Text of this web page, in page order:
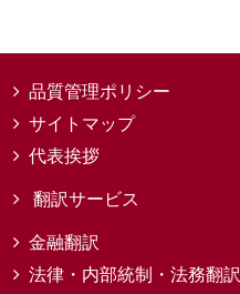
品質管理ポリシー
サイトマップ
代表挨拶
翻訳サービス
金融翻訳
法律・内部統制・法務翻訳